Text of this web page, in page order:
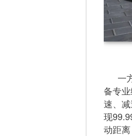
一
备专
速、
现
动距